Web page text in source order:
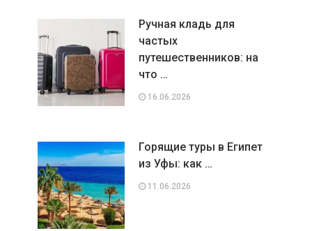
Ручная кладь для
частых
путешественников: на
что …
16.06.2026
Горящие туры в Египет
из Уфы: как …
11.06.2026